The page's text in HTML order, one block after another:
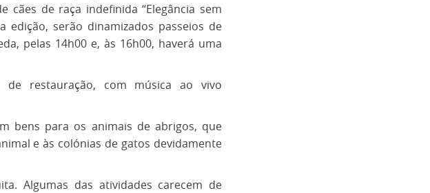
de raça indefinida “Elegância sem
edição, serão dinamizados passeios de
pelas 14h00 e, às 16h00, haverá uma
restauração, com música ao vivo
bens para os animais de abrigos, que
e às colónias de gatos devidamente
Algumas das atividades carecem de